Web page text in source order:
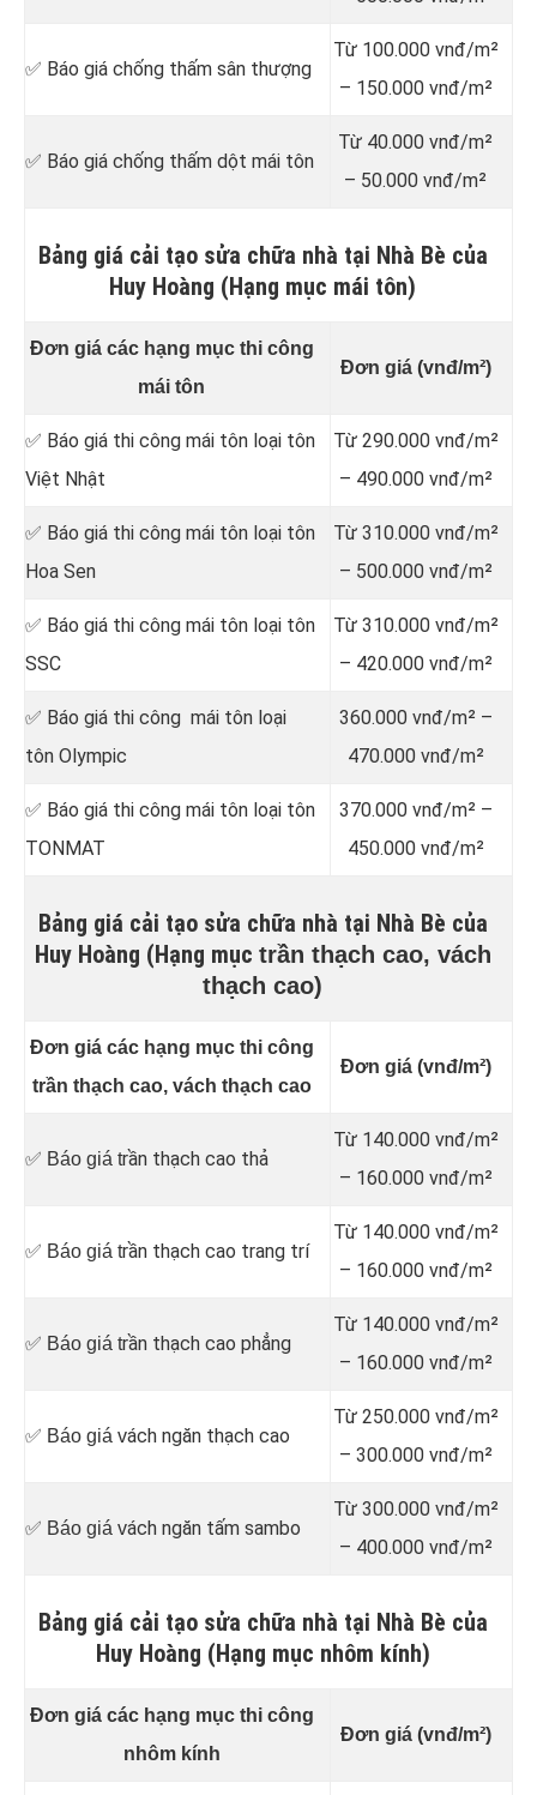
✅ Báo giá chống thấm sân thượng
Từ 100.000 vnđ/m²
– 150.000 vnđ/m²
✅ Báo giá chống thấm dột mái tôn
Từ 40.000 vnđ/m²
– 50.000 vnđ/m²
Bảng giá cải tạo sửa chữa nhà tại Nhà Bè của
Huy Hoàng (Hạng mục mái tôn)
Đơn giá các hạng mục thi công
mái tôn
Đơn giá (vnđ/m²)
✅ Báo giá thi công mái tôn loại tôn
Việt Nhật
Từ 290.000 vnđ/m²
– 490.000 vnđ/m²
✅ Báo giá thi công mái tôn loại tôn
Hoa Sen
Từ 310.000 vnđ/m²
– 500.000 vnđ/m²
✅ Báo giá thi công mái tôn loại tôn
SSC
Từ 310.000 vnđ/m²
– 420.000 vnđ/m²
✅ Báo giá thi công mái tôn loại
tôn Olympic
360.000 vnđ/m² –
470.000 vnđ/m²
✅ Báo giá thi công mái tôn loại tôn
TONMAT
370.000 vnđ/m² –
450.000 vnđ/m²
Bảng giá cải tạo sửa chữa nhà tại Nhà Bè của
Huy Hoàng (Hạng mục trần thạch cao, vách
thạch cao)
Đơn giá các hạng mục thi công
trần thạch cao, vách thạch cao
Đơn giá (vnđ/m²)
✅ Báo giá trần thạch cao thả
Từ 140.000 vnđ/m²
– 160.000 vnđ/m²
✅ Báo giá trần thạch cao trang trí
Từ 140.000 vnđ/m²
– 160.000 vnđ/m²
✅ Báo giá trần thạch cao phẳng
Từ 140.000 vnđ/m²
– 160.000 vnđ/m²
✅ Báo giá vách ngăn thạch cao
Từ 250.000 vnđ/m²
– 300.000 vnđ/m²
✅ Báo giá vách ngăn tấm sambo
Từ 300.000 vnđ/m²
– 400.000 vnđ/m²
Bảng giá cải tạo sửa chữa nhà tại Nhà Bè của
Huy Hoàng (Hạng mục nhôm kính)
Đơn giá các hạng mục thi công
nhôm kính
Đơn giá (vnđ/m²)